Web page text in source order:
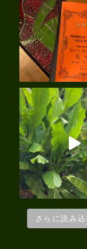
さらに読み